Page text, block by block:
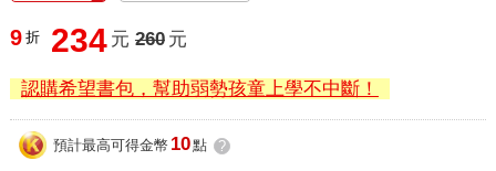
9 折 234 元 260 元
認購希望書包，幫助弱勢孩童上學不中斷！
預計最高可得金幣 10點 ?